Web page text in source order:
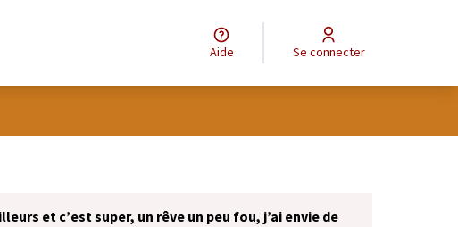
Aide Se connecter
et c’est super, un rêve un peu fou, j’ai envie de